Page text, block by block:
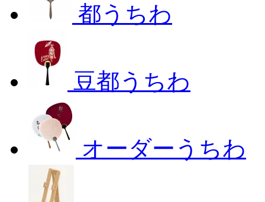
都うちわ
豆都うちわ
オーダーうちわ